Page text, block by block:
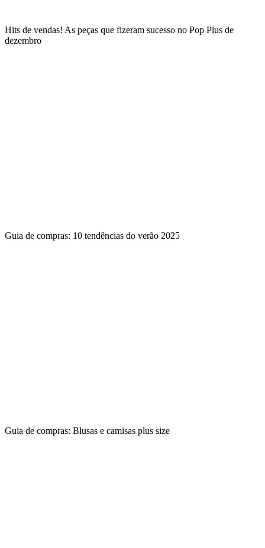
Hits de vendas! As peças que fizeram sucesso no Pop Plus de
dezembro
Guia de compras: 10 tendências do verão 2025
Guia de compras: Blusas e camisas plus size